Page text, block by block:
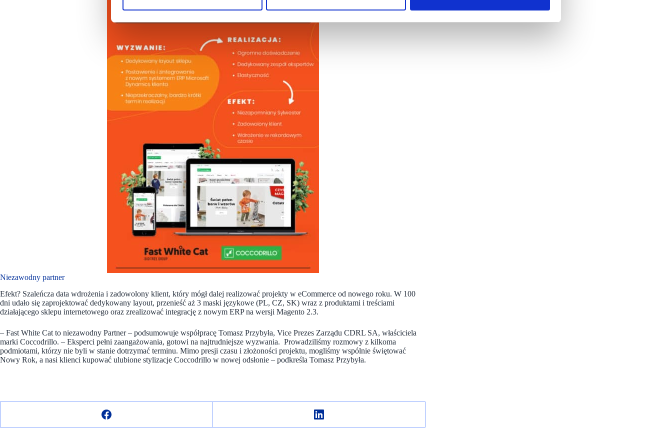
Niezawodny partner
Efekt? Szaleńcza data wdrożenia i zadowolony klient, który mógł dalej realizować projekty w eCommerce od nowego roku. W 100
dni udało się zaprojektować dedykowany layout, przenieść aż 3 maski językowe (PL, CZ, SK) wraz z produktami i treściami
działającego sklepu internetowego oraz zrealizować integrację z nowym ERP na wersji Magento 2.3.
– Fast White Cat to niezawodny Partner – podsumowuje współpracę Tomasz Przybyła, Vice Prezes Zarządu CDRL SA, właściciela
marki Coccodrillo. – Eksperci pełni zaangażowania, gotowi na najtrudniejsze wyzwania. Prowadziliśmy rozmowy z kilkoma
podmiotami, którzy nie byli w stanie dotrzymać terminu. Mimo presji czasu i złożoności projektu, mogliśmy wspólnie świętować
Nowy Rok, a nasi klienci kupować ulubione stylizacje Coccodrillo w nowej odsłonie – podkreśla Tomasz Przybyła.